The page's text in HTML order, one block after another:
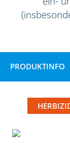
PRODUKTINFO